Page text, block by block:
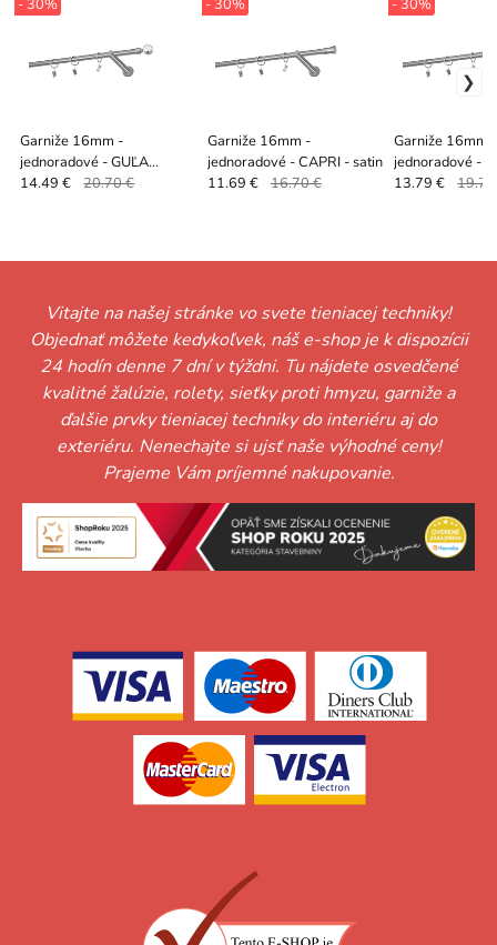
Garniže 16mm -
jednoradové - GUĽA
CRYSTAL - satin
- 30%
14.49 € 20.70 €
Garniže 16mm -
jednoradové - CAPRI - satin
- 30%
11.69 € 16.70 €
Garniže 16mm -
jednoradové -
satin
- 30%
13.79 €
Vitajte na našej stránke vo svete tieniacej techniky!
Objednať môžete kedykoľvek, náš e-shop je k dispozícii
24 hodín denne 7 dní v týždni. Tu nájdete osvedčené
kvalitné žalúzie, rolety, sieťky proti hmyzu, garniže a
ďalšie prvky tieniacej techniky do interiéru aj do
exteriéru. Nenechajte si ujsť naše výhodné ceny!
Prajeme Vám príjemné nakupovanie.